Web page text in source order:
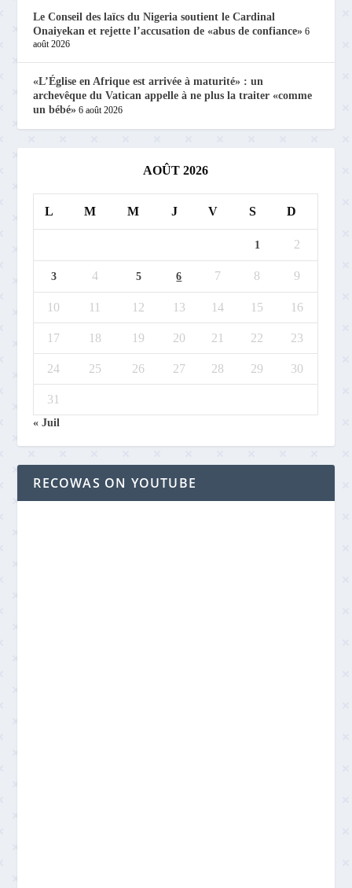
Le Conseil des laïcs du Nigeria soutient le Cardinal
Onaiyekan et rejette l’accusation de «abus de confiance» 6
août 2026
«L’Église en Afrique est arrivée à maturité» : un
archevêque du Vatican appelle à ne plus la traiter «comme
un bébé» 6 août 2026
AOÛT 2026
L M M J V S D
1 2
3 4 5 6 7 8 9
10 11 12 13 14 15 16
17 18 19 20 21 22 23
24 25 26 27 28 29 30
31
« Juil
RECOWAS ON YOUTUBE